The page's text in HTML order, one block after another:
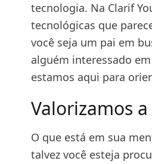
tecnologia. Na Clarif
tecnológicas que
você seja um pai em
alguém interessado
estamos aqui para
Valorizamos
O que está em sua
talvez você esteja